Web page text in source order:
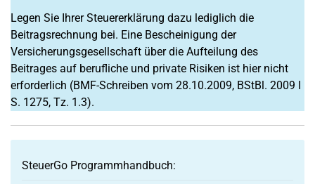
Legen Sie Ihrer Steuererklärung dazu lediglich die
Beitragsrechnung bei. Eine Bescheinigung der
Versicherungsgesellschaft über die Aufteilung des
Beitrages auf berufliche und private Risiken ist hier nicht
erforderlich (BMF-Schreiben vom 28.10.2009, BStBl. 2009 I
S. 1275, Tz. 1.3).
SteuerGo Programmhandbuch: